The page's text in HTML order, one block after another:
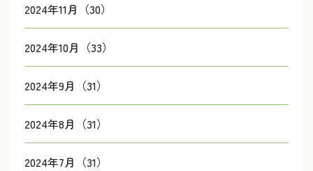
2024年11月（30）
2024年10月（33）
2024年9月（31）
2024年8月（31）
2024年7月（31）